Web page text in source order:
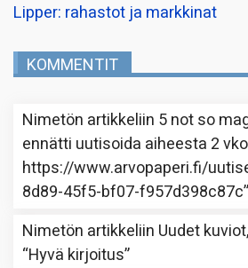
Lipper: rahastot ja markkinat
KOMMENTIT
Nimetön artikkeliin 5 not so
ennätti uutisoida aiheesta 2
https://www.arvopaperi.fi/
8d89-45f5-bf07-f957d398c87c”
Nimetön artikkeliin Uudet
“Hyvä kirjoitus”